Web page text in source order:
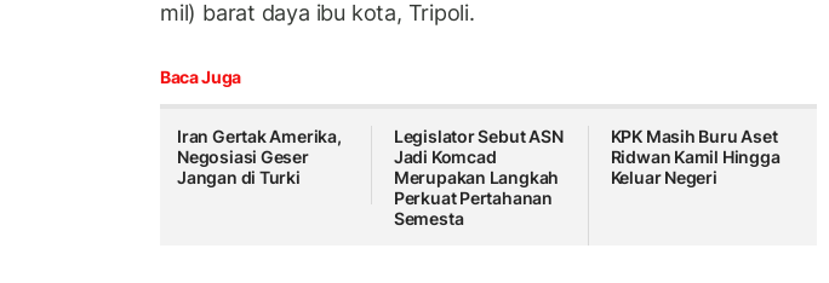
mil) barat daya ibu kota, Tripoli.
Baca Juga
Iran Gertak Amerika,
Negosiasi Geser
Jangan di Turki
Legislator Sebut ASN
Jadi Komcad
Merupakan Langkah
Perkuat Pertahanan
Semesta
KPK Masih Buru Aset
Ridwan Kamil Hingga
Keluar Negeri